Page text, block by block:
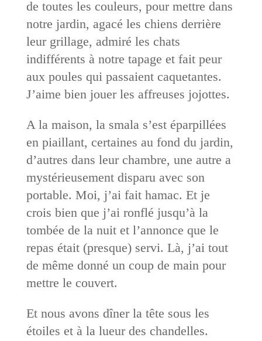
de toutes les couleurs, pour mettre dans
notre jardin, agacé les chiens derrière
leur grillage, admiré les chats
indifférents à notre tapage et fait peur
aux poules qui passaient caquetantes.
J’aime bien jouer les affreuses jojottes.
A la maison, la smala s’est éparpillées
en piaillant, certaines au fond du jardin,
d’autres dans leur chambre, une autre a
mystérieusement disparu avec son
portable. Moi, j’ai fait hamac. Et je
crois bien que j’ai ronflé jusqu’à la
tombée de la nuit et l’annonce que le
repas était (presque) servi. Là, j’ai tout
de même donné un coup de main pour
mettre le couvert.
Et nous avons dîner la tête sous les
étoiles et à la lueur des chandelles.